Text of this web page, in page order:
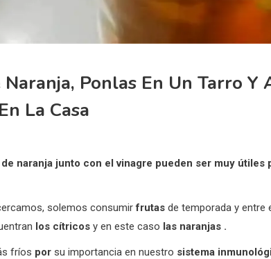
Ponlas En Un Tarro Y
La Casa
naranja junto con el vinagre pueden ser muy útiles
solemos consumirfrutas de temporada y entre
los cítricos y en este caso las naranjas .
fríos por su importancia en nuestro sistema